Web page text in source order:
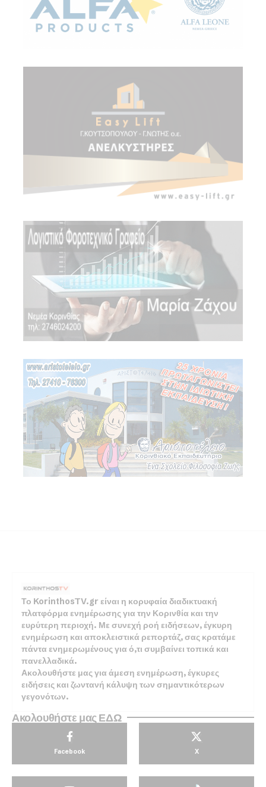
Το KorinthosTV.gr είναι η κορυφαία διαδικτυακή
πλατφόρμα ενημέρωσης για την Κορινθία και την
ευρύτερη περιοχή. Με συνεχή ροή ειδήσεων, έγκυρη
ενημέρωση και αποκλειστικά ρεπορτάζ, σας κρατάμε
πάντα ενημερωμένους για ό,τι συμβαίνει τοπικά και
πανελλαδικά.
Ακολουθήστε μας για άμεση ενημέρωση, έγκυρες
ειδήσεις και ζωντανή κάλυψη των σημαντικότερων
γεγονότων.
Ακολουθήστε μας ΕΔΩ
Facebook X